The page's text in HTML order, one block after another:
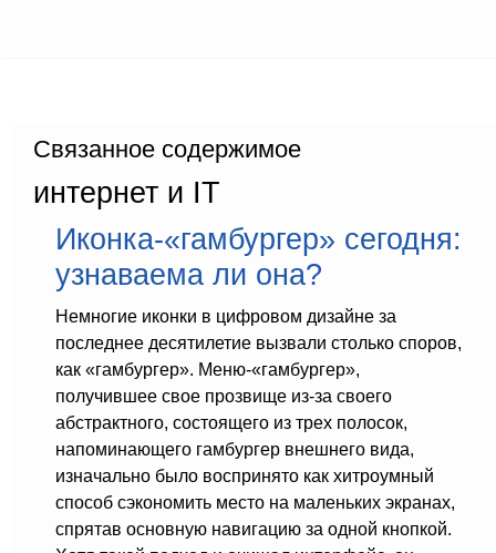
Связанное содержимое
интернет и IT
Иконка-«гамбургер» сегодня:
узнаваема ли она?
Немногие иконки в цифровом дизайне за
последнее десятилетие вызвали столько споров,
как «гамбургер». Меню-«гамбургер»,
получившее свое прозвище из-за своего
абстрактного, состоящего из трех полосок,
напоминающего гамбургер внешнего вида,
изначально было воспринято как хитроумный
способ сэкономить место на маленьких экранах,
спрятав основную навигацию за одной кнопкой.